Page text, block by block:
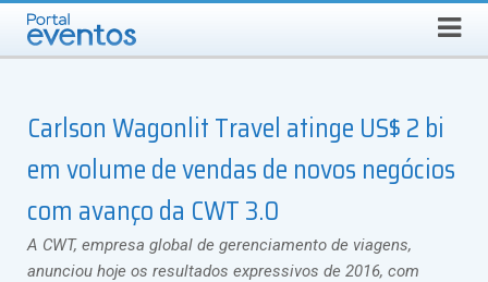
Select Language ▼
Carlson Wagonlit Travel atinge US$ 2 bi
em volume de vendas de novos negócios
com avanço da CWT 3.0
A CWT, empresa global de gerenciamento de viagens,
anunciou hoje os resultados expressivos de 2016, com